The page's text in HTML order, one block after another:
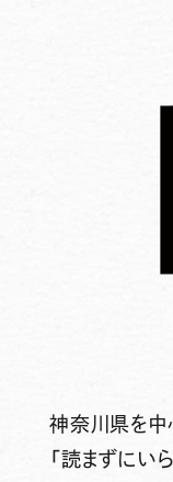
神奈川県を中
「読まずにい